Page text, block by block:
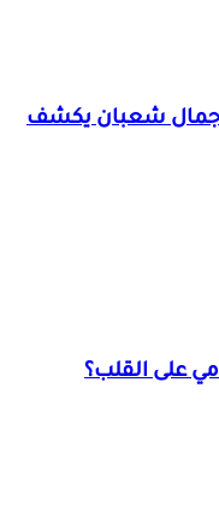
جمال شعبان يكشف
على القلب؟